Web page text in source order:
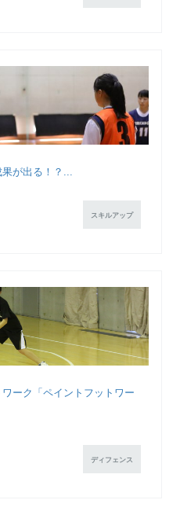
が出る！？...
スキルアップ
ワーク「ペイントフットワー
ディフェンス